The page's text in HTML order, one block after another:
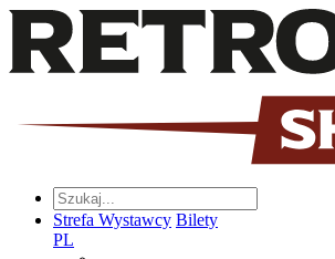
Strefa Wystawcy Bilety
PL